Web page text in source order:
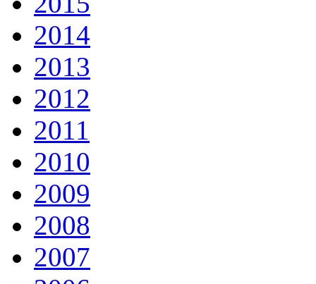
2014
2013
2012
2011
2010
2009
2008
2007